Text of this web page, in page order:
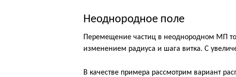
Неоднородное поле
Перемещение частиц в неоднородном МП
изменением радиуса и шага витка. С
В качестве примера рассмотрим вариант